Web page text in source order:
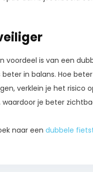
voordeel is van een
in balans. Hoe
verklein je het risico
je beter
naar eendubbele